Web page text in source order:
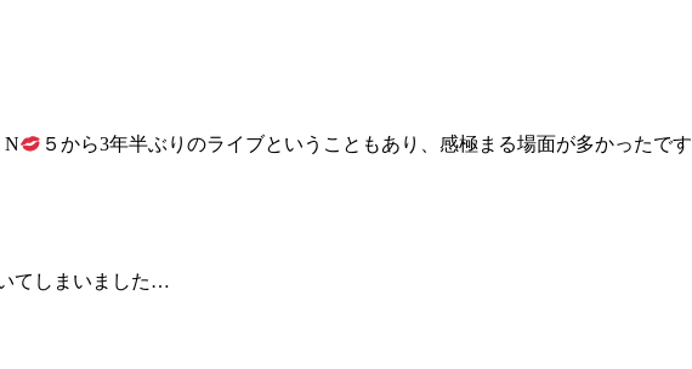
N
５から3年半ぶりのライブということもあり、感極まる場面が多かったです
てしまいました…